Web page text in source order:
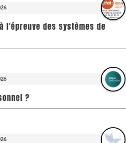
l'épreuve des systèmes de
?